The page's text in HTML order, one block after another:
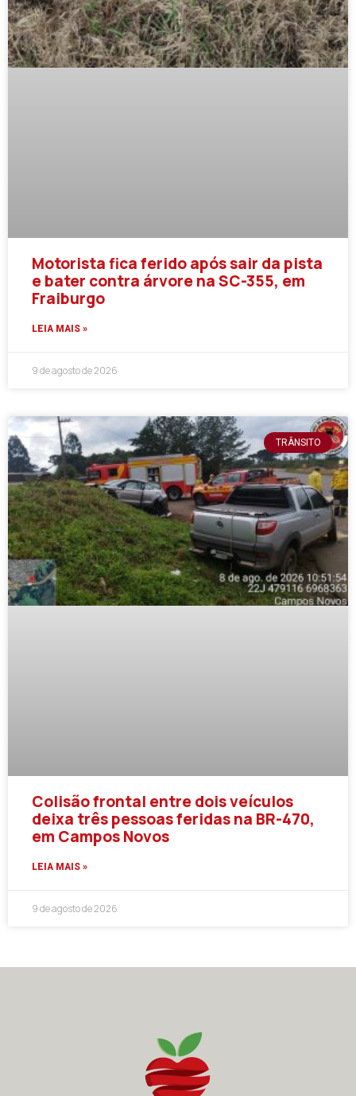
Motorista fica ferido após sair da pista
e bater contra árvore na SC-355, em
Fraiburgo
LEIA MAIS »
9 de agosto de 2026
TRÂNSITO
Colisão frontal entre dois veículos
deixa três pessoas feridas na BR-470,
em Campos Novos
LEIA MAIS »
9 de agosto de 2026